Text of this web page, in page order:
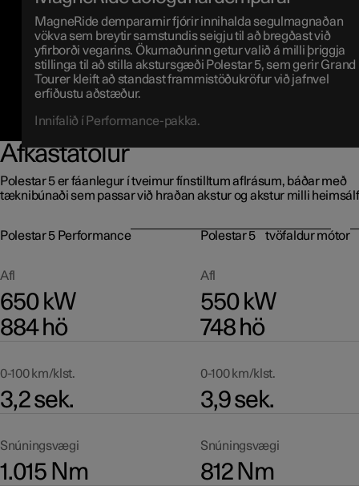
MagneRide dempararnir fjórir innihalda segulmagnaðan
vökva sem breytir samstundis seigju til að bregðast við
yfirborði vegarins. Ökumaðurinn getur valið á milli þriggja
stillinga til að stilla akstursgæði Polestar 5, sem gerir Grand
Tourer kleift að standast frammistöðukröfur við jafnvel
erfiðustu aðstæður.
Innifalið í Performance-pakka.
Afkastatölur
Polestar 5 er fáanlegur í tveimur fínstilltum aflrásum, báðar með
tæknibúnaði sem passar við hraðan akstur og akstur milli
Polestar 5 Performance Polestar 5 tvöfaldur mótor
Afl
650 kW
884 hö
Afl
550 kW
748 hö
0-100 km/klst.
3,2 sek.
0-100 km/klst.
3,9 sek.
Snúningsvægi
1.015 Nm
Snúningsvægi
812 Nm